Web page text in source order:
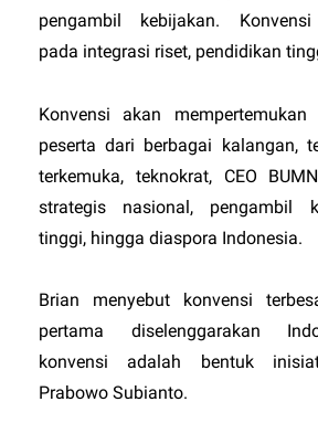
pengambil kebijakan. Konvensi
pada integrasi riset, pendidikan
Konvensi akan
peserta dari berbagai kalangan,
terkemuka, teknokrat, CEO
strategis nasional, pengambil
tinggi, hingga diaspora Indonesia.
Brian menyebut konvensi
pertama diselenggarakan
konvensi adalah bentuk
Prabowo Subianto.